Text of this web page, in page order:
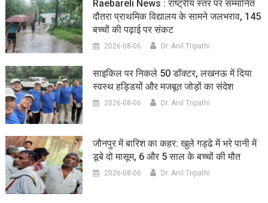
Raebareli News : राष्ट्रीय स्तर पर सम्मानित
दौतरा प्राथमिक विद्यालय के सामने जलभराव, 145
बच्चों की पढ़ाई पर संकट
2026-08-06 Dr. Anil Tripathi
साइकिल पर निकले 50 डॉक्टर, लखनऊ में दिया
स्वस्थ हड्डियों और मजबूत जोड़ों का संदेश
2026-08-06 Dr. Anil Tripathi
जौनपुर में बारिश का कहर: खुले गड्ढे में भरे पानी में
डूबे दो मासूम, 6 और 5 साल के बच्चों की मौत
2026-08-06 Dr. Anil Tripathi